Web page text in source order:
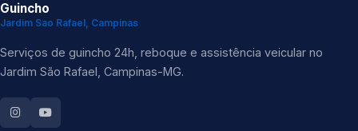
Guincho
Jardim Sao Rafael, Campinas
Serviços de guincho 24h, reboque e assistência veicular no
Jardim São Rafael, Campinas-MG.